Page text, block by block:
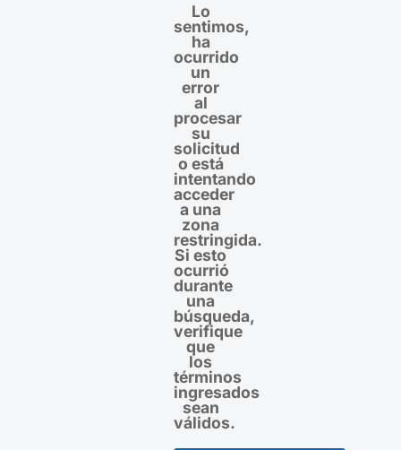
Lo
sentimos,
ha
ocurrido
un
error
al
procesar
su
solicitud
o está
intentando
acceder
a una
zona
restringida.
Si esto
ocurrió
durante
una
búsqueda,
verifique
que
los
términos
ingresados
sean
válidos.